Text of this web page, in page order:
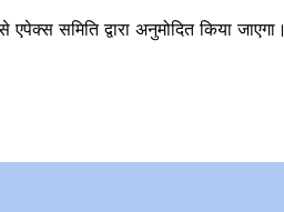
समिति द्वारा अनुमोदित किया जाएगा।